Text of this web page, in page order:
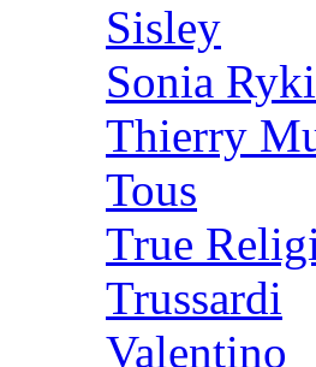
Sisley
Sonia
Thierry
Tous
True
Trussardi
Valentino